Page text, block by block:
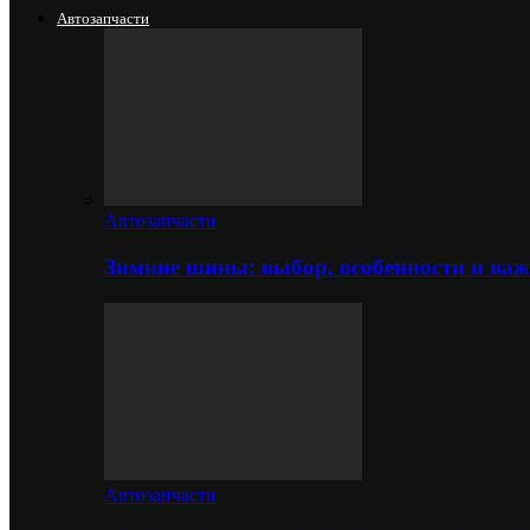
Автозапчасти
Автозапчасти
Зимние шины: выбор, особенности и
Автозапчасти